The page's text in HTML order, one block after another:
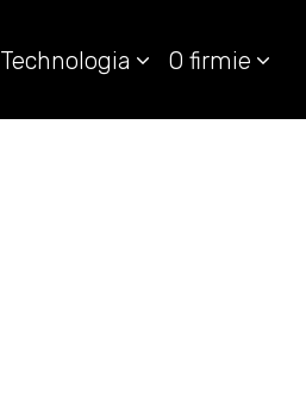
Technologia O firmie